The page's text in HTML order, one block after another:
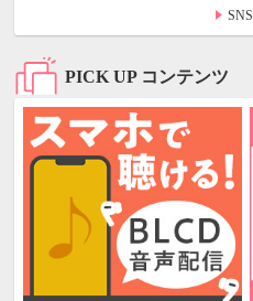
PICK UP コンテンツ